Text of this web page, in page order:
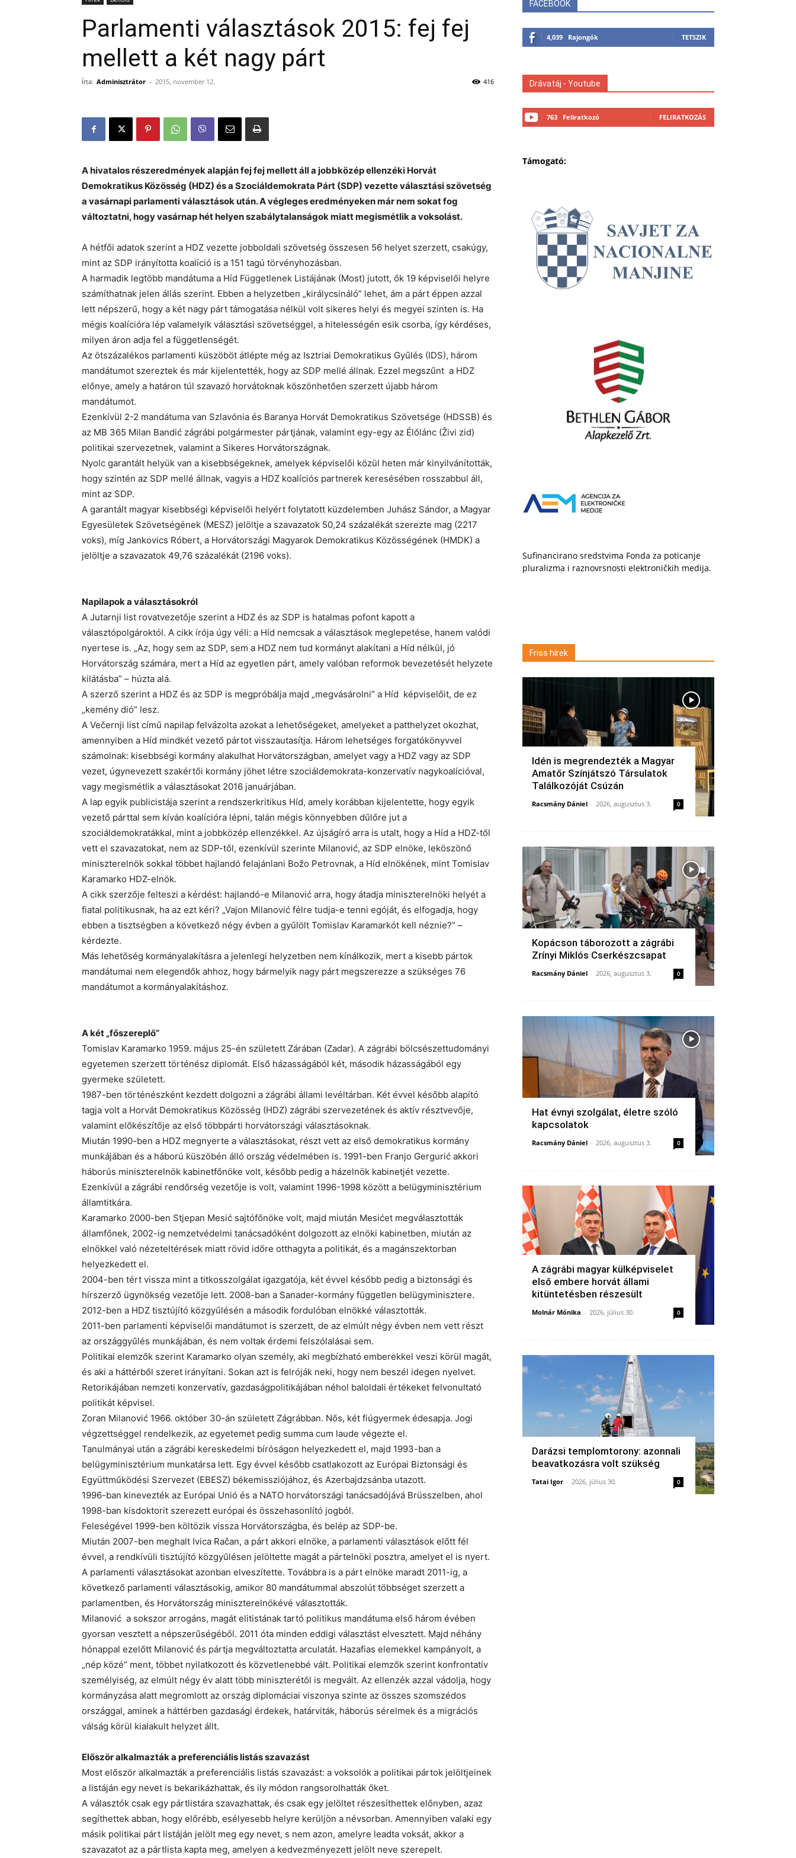
Parlamenti választások 2015: fej fej
mellett a két nagy párt
Írta: Adminisztrátor - 2015, november 12. 416
A hivatalos részeredmények alapján fej fej mellett áll a jobbközép ellenzéki Horvát
Demokratikus Közösség (HDZ) és a Szociáldemokrata Párt (SDP) vezette választási szövetség
a vasárnapi parlamenti választások után. A végleges eredményeken már nem sokat fog
változtatni, hogy vasárnap hét helyen szabálytalanságok miatt megismétlik a voksolást.
A hétfői adatok szerint a HDZ vezette jobboldali szövetség összesen 56 helyet szerzett, csakúgy,
mint az SDP irányította koalíció is a 151 tagú törvényhozásban.
A harmadik legtöbb mandátuma a Híd Függetlenek Listájának (Most) jutott, ők 19 képviselői helyre
számíthatnak jelen állás szerint. Ebben a helyzetben „királycsináló” lehet, ám a párt éppen azzal
lett népszerű, hogy a két nagy párt támogatása nélkül volt sikeres helyi és megyei szinten is. Ha
mégis koalícióra lép valamelyik választási szövetséggel, a hitelességén esik csorba, így kérdéses,
milyen áron adja fel a függetlenségét.
Az ötszázalékos parlamenti küszöböt átlépte még az Isztriai Demokratikus Gyűlés (IDS), három
mandátumot szereztek és már kijelentették, hogy az SDP mellé állnak. Ezzel megszűnt a HDZ
előnye, amely a határon túl szavazó horvátoknak köszönhetően szerzett újabb három
mandátumot.
Ezenkívül 2-2 mandátuma van Szlavónia és Baranya Horvát Demokratikus Szövetsége (HDSSB) és
az MB 365 Milan Bandić zágrábi polgármester pártjának, valamint egy-egy az Élőlánc (Živi zid)
politikai szervezetnek, valamint a Sikeres Horvátországnak.
Nyolc garantált helyük van a kisebbségeknek, amelyek képviselői közül heten már kinyilvánították,
hogy szintén az SDP mellé állnak, vagyis a HDZ koalíciós partnerek keresésében rosszabbul áll,
mint az SDP.
A garantált magyar kisebbségi képviselői helyért folytatott küzdelemben Juhász Sándor, a Magyar
Egyesületek Szövetségének (MESZ) jelöltje a szavazatok 50,24 százalékát szerezte mag (2217
voks), míg Jankovics Róbert, a Horvátországi Magyarok Demokratikus Közösségének (HMDK) a
jelöltje a szavazatok 49,76 százalékát (2196 voks).
Napilapok a választásokról
A Jutarnji list rovatvezetője szerint a HDZ és az SDP is hatalmas pofont kapott a
választópolgároktól. A cikk írója úgy véli: a Híd nemcsak a választások meglepetése, hanem valódi
nyertese is. „Az, hogy sem az SDP, sem a HDZ nem tud kormányt alakítani a Híd nélkül, jó
Horvátország számára, mert a Híd az egyetlen párt, amely valóban reformok bevezetését helyzete
kilátásba” – húzta alá.
A szerző szerint a HDZ és az SDP is megpróbálja majd „megvásárolni” a Híd képviselőit, de ez
„kemény dió” lesz.
A Večernji list című napilap felvázolta azokat a lehetőségeket, amelyeket a patthelyzet okozhat,
amennyiben a Híd mindkét vezető pártot visszautasítja. Három lehetséges forgatókönyvvel
számolnak: kisebbségi kormány alakulhat Horvátországban, amelyet vagy a HDZ vagy az SDP
vezet, úgynevezett szakértői kormány jöhet létre szociáldemokrata-konzervatív nagykoalícióval,
vagy megismétlik a választásokat 2016 januárjában.
A lap egyik publicistája szerint a rendszerkritikus Híd, amely korábban kijelentette, hogy egyik
vezető párttal sem kíván koalícióra lépni, talán mégis könnyebben dűlőre jut a
szociáldemokratákkal, mint a jobbközép ellenzékkel. Az újságíró arra is utalt, hogy a Híd a HDZ-től
vett el szavazatokat, nem az SDP-től, ezenkívül szerinte Milanović, az SDP elnöke, leköszönő
miniszterelnök sokkal többet hajlandó felajánlani Božo Petrovnak, a Híd elnökének, mint Tomislav
Karamarko HDZ-elnök.
A cikk szerzője felteszi a kérdést: hajlandó-e Milanović arra, hogy átadja miniszterelnöki helyét a
fiatal politikusnak, ha az ezt kéri? „Vajon Milanović félre tudja-e tenni egóját, és elfogadja, hogy
ebben a tisztségben a következő négy évben a gyűlölt Tomislav Karamarkót kell néznie?” –
kérdezte.
Más lehetőség kormányalakításra a jelenlegi helyzetben nem kínálkozik, mert a kisebb pártok
mandátumai nem elegendők ahhoz, hogy bármelyik nagy párt megszerezze a szükséges 76
mandátumot a kormányalakításhoz.
A két „főszereplő”
Tomislav Karamarko 1959. május 25-én született Zárában (Zadar). A zágrábi bölcsészettudományi
egyetemen szerzett történész diplomát. Első házasságából két, második házasságából egy
gyermeke született.
1987-ben történészként kezdett dolgozni a zágrábi állami levéltárban. Két évvel később alapító
tagja volt a Horvát Demokratikus Közösség (HDZ) zágrábi szervezetének és aktív résztvevője,
valamint előkészítője az első többpárti horvátországi választásoknak.
Miután 1990-ben a HDZ megnyerte a választásokat, részt vett az első demokratikus kormány
munkájában és a háború küszöbén álló ország védelmében is. 1991-ben Franjo Gergurić akkori
háborús miniszterelnök kabinetfőnöke volt, később pedig a házelnök kabinetjét vezette.
Ezenkívül a zágrábi rendőrség vezetője is volt, valamint 1996-1998 között a belügyminisztérium
államtitkára.
Karamarko 2000-ben Stjepan Mesić sajtófőnöke volt, majd miután Mesićet megválasztották
államfőnek, 2002-ig nemzetvédelmi tanácsadóként dolgozott az elnöki kabinetben, miután az
elnökkel való nézeteltérések miatt rövid időre otthagyta a politikát, és a magánszektorban
helyezkedett el.
2004-ben tért vissza mint a titkosszolgálat igazgatója, két évvel később pedig a biztonsági és
hírszerző ügynökség vezetője lett. 2008-ban a Sanader-kormány független belügyminisztere.
2012-ben a HDZ tisztújító közgyűlésén a második fordulóban elnökké választották.
2011-ben parlamenti képviselői mandátumot is szerzett, de az elmúlt négy évben nem vett részt
az országgyűlés munkájában, és nem voltak érdemi felszólalásai sem.
Politikai elemzők szerint Karamarko olyan személy, aki megbízható emberekkel veszi körül magát,
és aki a háttérből szeret irányítani. Sokan azt is felróják neki, hogy nem beszél idegen nyelvet.
Retorikájában nemzeti konzervatív, gazdaságpolitikájában néhol baloldali értékeket felvonultató
politikát képvisel.
Zoran Milanović 1966. október 30-án született Zágrábban. Nős, két fiúgyermek édesapja. Jogi
végzettséggel rendelkezik, az egyetemet pedig summa cum laude végezte el.
Tanulmányai után a zágrábi kereskedelmi bíróságon helyezkedett el, majd 1993-ban a
belügyminisztérium munkatársa lett. Egy évvel később csatlakozott az Európai Biztonsági és
Együttműködési Szervezet (EBESZ) békemissziójához, és Azerbajdzsánba utazott.
1996-ban kinevezték az Európai Unió és a NATO horvátországi tanácsadójává Brüsszelben, ahol
1998-ban kisdoktorit szerezett európai és összehasonlító jogból.
Feleségével 1999-ben költözik vissza Horvátországba, és belép az SDP-be.
Miután 2007-ben meghalt Ivica Račan, a párt akkori elnöke, a parlamenti választások előtt fél
évvel, a rendkívüli tisztújító közgyűlésen jelöltette magát a pártelnöki posztra, amelyet el is nyert.
A parlamenti választásokat azonban elveszítette. Továbbra is a párt elnöke maradt 2011-ig, a
következő parlamenti választásokig, amikor 80 mandátummal abszolút többséget szerzett a
parlamentben, és Horvátország miniszterelnökévé választották.
Milanović a sokszor arrogáns, magát elitistának tartó politikus mandátuma első három évében
gyorsan vesztett a népszerűségéből. 2011 óta minden eddigi választást elvesztett. Majd néhány
hónappal ezelőtt Milanović és pártja megváltoztatta arculatát. Hazafias elemekkel kampányolt, a
„nép közé” ment, többet nyilatkozott és közvetlenebbé vált. Politikai elemzők szerint konfrontatív
személyiség, az elmúlt négy év alatt több miniszterétől is megvált. Az ellenzék azzal vádolja, hogy
kormányzása alatt megromlott az ország diplomáciai viszonya szinte az összes szomszédos
országgal, aminek a háttérben gazdasági érdekek, határviták, háborús sérelmek és a migrációs
válság körül kialakult helyzet állt.
Először alkalmazták a preferenciális listás szavazást
Most először alkalmazták a preferenciális listás szavazást: a voksolók a politikai pártok jelöltjeinek
a listáján egy nevet is bekarikázhattak, és ily módon rangsorolhatták őket.
A választók csak egy pártlistára szavazhattak, és csak egy jelöltet részesíthettek előnyben, azaz
segíthettek abban, hogy előrébb, esélyesebb helyre kerüljön a névsorban. Amennyiben valaki egy
másik politikai párt listáján jelölt meg egy nevet, s nem azon, amelyre leadta voksát, akkor a
szavazatot az a pártlista kapta meg, amelyen a kedvezményezett jelölt neve szerepelt.
FACEBOOK
4,039 Rajongók TETSZIK
Drávatáj - Youtube
763 Feliratkozó FELIRATKOZÁS
Támogató:
Sufinancirano sredstvima Fonda za poticanje
pluralizma i raznovrsnosti elektroničkih medija.
Friss hírek
Idén is megrendezték a Magyar
Amatőr Színjátszó Társulatok
Találkozóját Csúzán
Racsmány Dániel - 2026, augusztus 3. 0
Kopácson táborozott a zágrábi
Zrínyi Miklós Cserkészcsapat
Racsmány Dániel - 2026, augusztus 3. 0
Hat évnyi szolgálat, életre szóló
kapcsolatok
Racsmány Dániel - 2026, augusztus 3. 0
A zágrábi magyar külképviselet
első embere horvát állami
kitüntetésben részesült
Molnár Mónika - 2026, július 30. 0
Darázsi templomtorony: azonnali
beavatkozásra volt szükség
Tatai Igor - 2026, július 30. 0